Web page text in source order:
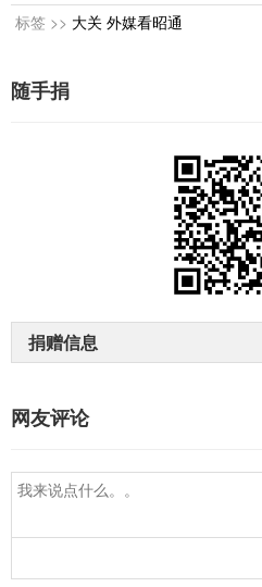
标签 >> 大关 外媒看昭通
随手捐
捐赠信息
网友评论